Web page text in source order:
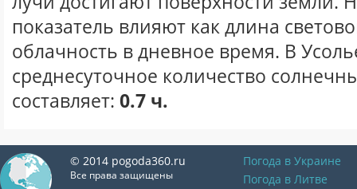
показатель влияют как длина
облачность в дневное время. В
среднесуточное количество
составляет: 0.7 ч.
© 2014 pogoda360.ru
Все права защищены
Погода в Украине
Погода в Литве